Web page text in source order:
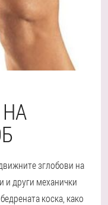
зглобови на
и други механички
коска, како